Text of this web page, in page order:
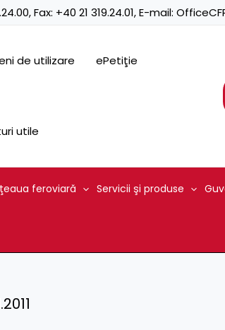
, Fax: +40 21 319.24.01, E-mail:
de utilizare ePetiţie
utile
feroviară Servicii şi produse